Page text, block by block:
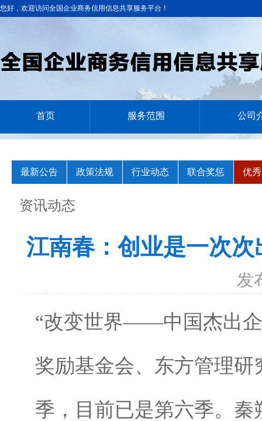
您好，欢迎访问全国企业商务信用信息共享服务平台！
首页 服务范围 公司
最新公告 政策法规 行业动态 联合奖惩 优
资讯动态
江南春：创业是一次
发
“改变世界——中国杰出企
奖励基金会、东方管理
季，目前已是第六季。